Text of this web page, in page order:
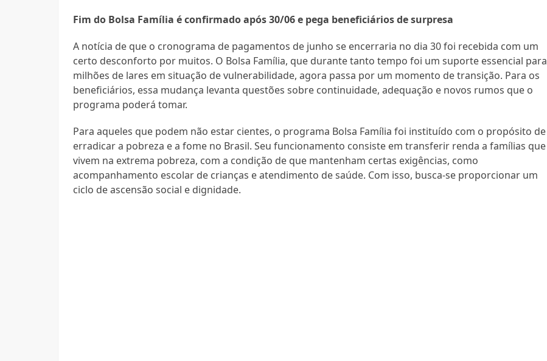
Fim do Bolsa Família é confirmado após 30/06 e pega beneficiários de surpresa
A notícia de que o cronograma de pagamentos de junho se encerraria no dia 30 foi recebida com um
certo desconforto por muitos. O Bolsa Família, que durante tanto tempo foi um suporte essencial para
milhões de lares em situação de vulnerabilidade, agora passa por um momento de transição. Para os
beneficiários, essa mudança levanta questões sobre continuidade, adequação e novos rumos que o
programa poderá tomar.
Para aqueles que podem não estar cientes, o programa Bolsa Família foi instituído com o propósito de
erradicar a pobreza e a fome no Brasil. Seu funcionamento consiste em transferir renda a famílias que
vivem na extrema pobreza, com a condição de que mantenham certas exigências, como
acompanhamento escolar de crianças e atendimento de saúde. Com isso, busca-se proporcionar um
ciclo de ascensão social e dignidade.